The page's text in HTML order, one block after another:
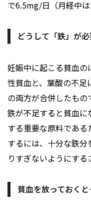
で6.5mg/日（月経中
どうして「鉄」が
妊娠中に起こる貧血
性貧血と、葉酸の不
の両方が合併したもの
鉄が不足すると貧血
する重要な原料であ
するには、十分な鉄
りすぎないようにする
貧血を放っておく